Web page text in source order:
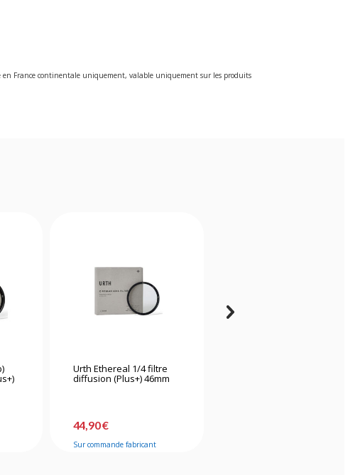
France continentale uniquement, valable uniquement sur les produits
Urth Ethereal 1/4 filtre
diffusion (Plus+) 46mm
44,90 €
Sur commande fabricant